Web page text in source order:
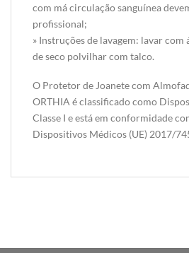
com má circulação sanguínea
profissional;
» Instruções de lavagem: lavar com
de seco polvilhar com talco.
O Protetor de Joanete com
ORTHIA é classificado como
Classe I e está em conformidade
Dispositivos Médicos (UE) 2017/